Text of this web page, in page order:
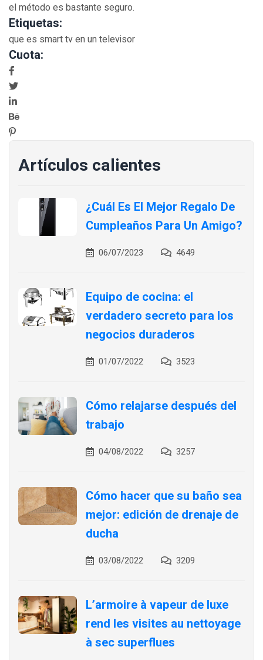
Artículos calientes
¿Cuál Es El Mejor Regalo De
Cumpleaños Para Un Amigo?
06/07/2023 4649
Equipo de cocina: el
verdadero secreto para los
negocios duraderos
01/07/2022 3523
Cómo relajarse después del
trabajo
04/08/2022 3257
Cómo hacer que su baño sea
mejor: edición de drenaje de
ducha
03/08/2022 3209
L’armoire à vapeur de luxe
rend les visites au nettoyage
à sec superflues
el método es bastante seguro.
Etiquetas:
que es smart tv en un televisor
Cuota: